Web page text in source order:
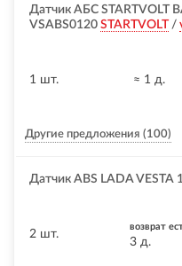
Датчик АБС STARTVOLT
VSABS0120 STARTVOLT /
1 шт. ≈ 1 д.
Другие предложения (100)
Датчик ABS LADA VESTA
2 шт.
возврат
3 д.